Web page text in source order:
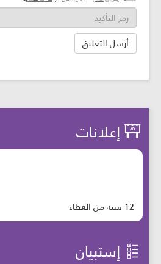
إعلانات
12 سنة من العطاء
إستبيان